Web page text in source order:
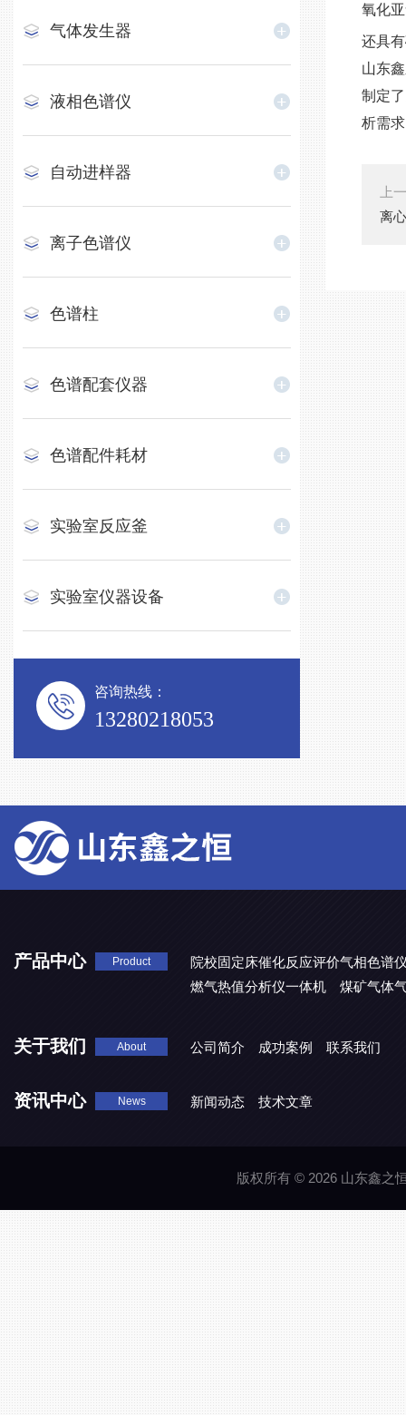
气体发生器
液相色谱仪
自动进样器
离子色谱仪
色谱柱
色谱配套仪器
色谱配件耗材
实验室反应釜
实验室仪器设备
咨询热线：
13280218053
氧化
还具
山东
制定
析需
上
离
产品中心 Product
院校固定床催化反应评价气相色谱
燃气热值分析仪一体机
煤矿气体
关于我们 About 公司简介 成功案例 联系我们
资讯中心 News 新闻动态 技术文章
版权所有 © 2026 山东鑫之